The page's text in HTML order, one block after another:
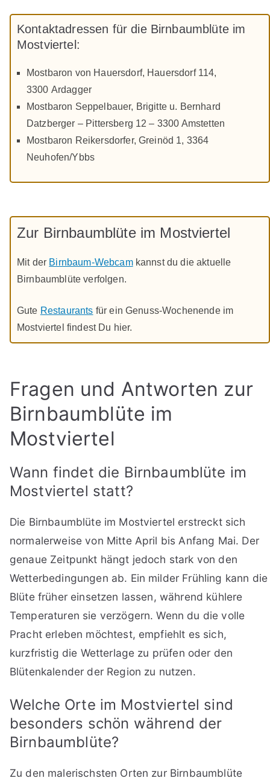
Kontaktadressen für die Birnbaumblüte im
Mostviertel:
Mostbaron von Hauersdorf, Hauersdorf 114,
3300 Ardagger
Mostbaron Seppelbauer, Brigitte u. Bernhard
Datzberger – Pittersberg 12 – 3300 Amstetten
Mostbaron Reikersdorfer, Greinöd 1, 3364
Neuhofen/Ybbs
Zur Birnbaumblüte im Mostviertel
Mit der Birnbaum-Webcamkannst du die aktuelle
Birnbaumblüte verfolgen.
Gute Restaurants für ein Genuss-Wochenende im
Mostviertel findest Du hier.
Fragen und Antworten zur
Birnbaumblüte im
Mostviertel
Wann findet die Birnbaumblüte im
Mostviertel statt?
Die Birnbaumblüte im Mostviertel erstreckt sich
normalerweise von Mitte April bis Anfang Mai. Der
genaue Zeitpunkt hängt jedoch stark von den
Wetterbedingungen ab. Ein milder Frühling kann die
Blüte früher einsetzen lassen, während kühlere
Temperaturen sie verzögern. Wenn du die volle
Pracht erleben möchtest, empfiehlt es sich,
kurzfristig die Wetterlage zu prüfen oder den
Blütenkalender der Region zu nutzen.
Welche Orte im Mostviertel sind
besonders schön während der
Birnbaumblüte?
Zu den malerischsten Orten zur Birnbaumblüte